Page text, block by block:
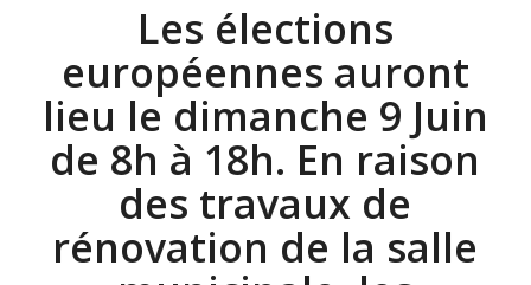
Les élections
européennes auront
lieu le dimanche 9 Juin
de 8h à 18h. En raison
des travaux de
rénovation de la salle